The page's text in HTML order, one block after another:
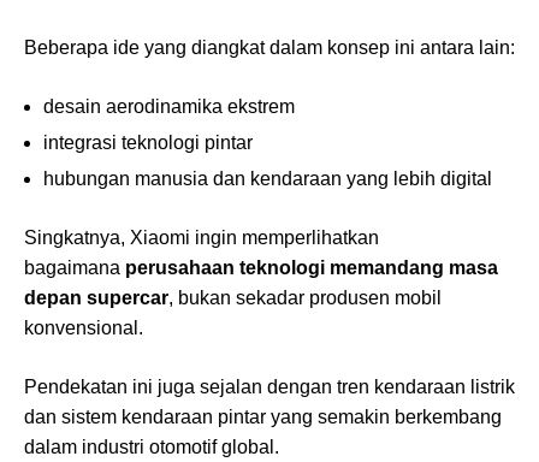
Beberapa ide yang diangkat dalam konsep ini antara lain:
desain aerodinamika ekstrem
integrasi teknologi pintar
hubungan manusia dan kendaraan yang lebih digital
Singkatnya, Xiaomi ingin memperlihatkan
bagaimana perusahaan teknologi memandang masa
depan supercar, bukan sekadar produsen mobil
konvensional.
Pendekatan ini juga sejalan dengan tren kendaraan listrik
dan sistem kendaraan pintar yang semakin berkembang
dalam industri otomotif global.